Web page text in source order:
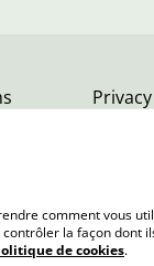
comment vous
la façon dont
de cookies.